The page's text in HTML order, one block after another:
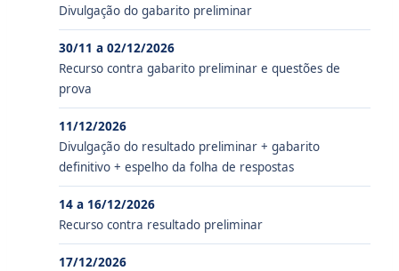
Divulgação do gabarito preliminar
30/11 a 02/12/2026
Recurso contra gabarito preliminar e questões de
prova
11/12/2026
Divulgação do resultado preliminar + gabarito
definitivo + espelho da folha de respostas
14 a 16/12/2026
Recurso contra resultado preliminar
17/12/2026